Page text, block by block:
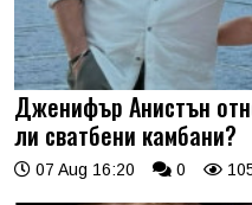
Дженифър Анистън
ли сватбени камбани?
07 Aug 16:20 0